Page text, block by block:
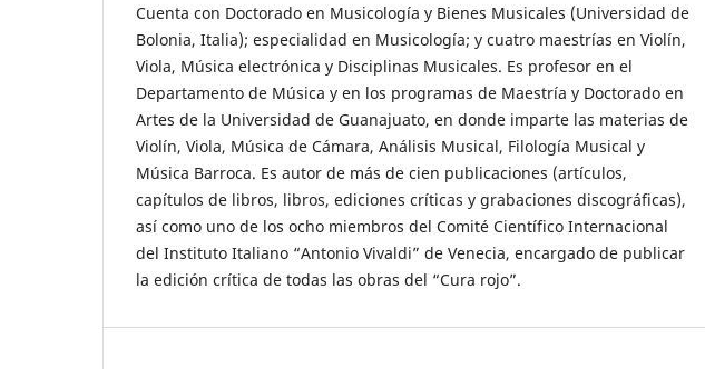
Cuenta con Doctorado en Musicología y Bienes Musicales (Universidad de
Bolonia, Italia); especialidad en Musicología; y cuatro maestrías en Violín,
Viola, Música electrónica y Disciplinas Musicales. Es profesor en el
Departamento de Música y en los programas de Maestría y Doctorado en
Artes de la Universidad de Guanajuato, en donde imparte las materias de
Violín, Viola, Música de Cámara, Análisis Musical, Filología Musical y
Música Barroca. Es autor de más de cien publicaciones (artículos,
capítulos de libros, libros, ediciones críticas y grabaciones discográficas),
así como uno de los ocho miembros del Comité Científico Internacional
del Instituto Italiano “Antonio Vivaldi” de Venecia, encargado de publicar
la edición crítica de todas las obras del “Cura rojo”.